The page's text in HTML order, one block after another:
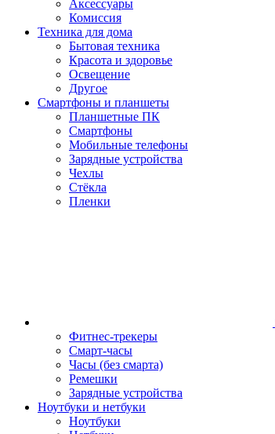
Аксессуары
Комиссия
Техника для дома
Бытовая техника
Красота и здоровье
Освещение
Другое
Смартфоны и планшеты
Планшетные ПК
Смартфоны
Мобильные телефоны
Зарядные устройства
Чехлы
Стёкла
Пленки
Фитнес-трекеры
Смарт-часы
Часы (без смарта)
Ремешки
Зарядные устройства
Ноутбуки и нетбуки
Ноутбуки